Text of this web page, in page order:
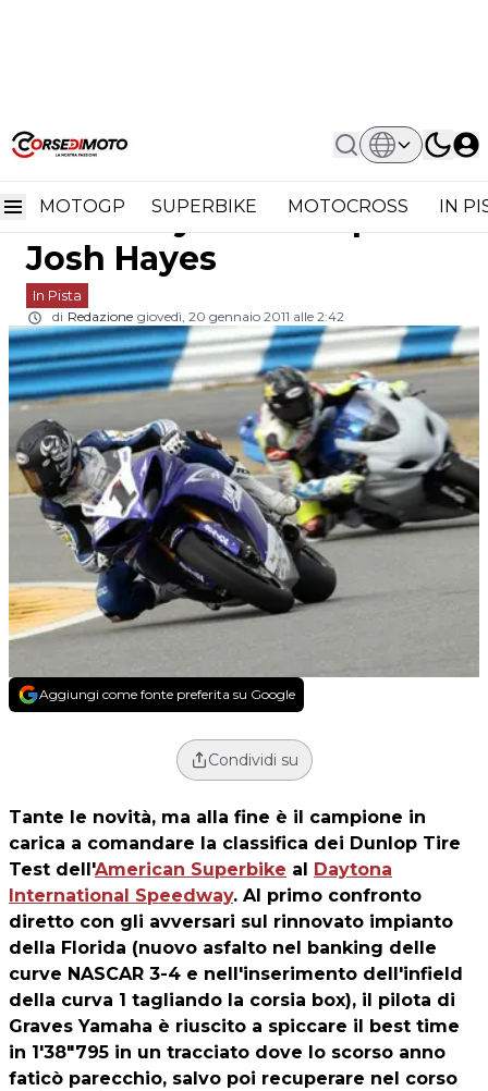
MOTOGP SUPERBIKE MOTOCROSS IN
Home In Pista
American Superbike: Nei Test A
American Superbike: nei
test a Daytona sempre
Josh Hayes
In Pista
di Redazione giovedì, 20 gennaio 2011 alle 2:42
Aggiungi come fonte preferita su Google
Condividi su
Tante le novità, ma alla fine è il campione in
carica a comandare la classifica dei Dunlop Tire
Test dell'American Superbike al
Daytona
International Speedway. Al primo confronto
diretto con gli avversari sul rinnovato impianto
della Florida (nuovo asfalto nel banking delle
curve NASCAR 3-4 e nell'inserimento dell'infield
della curva 1 tagliando la corsia box), il pilota di
Graves Yamaha è riuscito a spiccare il best time
in 1'38"795 in un tracciato dove lo scorso anno
faticò parecchio, salvo poi recuperare nel corso